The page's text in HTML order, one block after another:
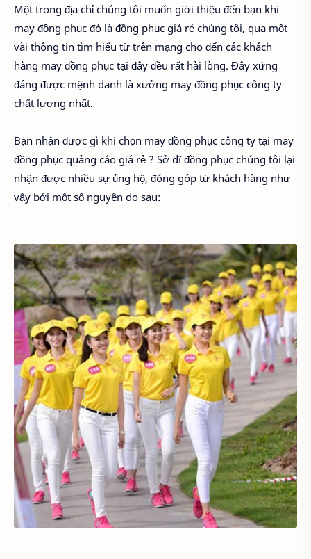
Một trong địa chỉ chúng tôi muốn giới thiệu đến bạn khi
may đồng phục đó là đồng phục giá rẻ chúng tôi, qua một
vài thông tin tìm hiểu từ trên mạng cho đến các khách
hàng may đồng phục tại đây đều rất hài lòng. Đây xứng
đáng được mệnh danh là xưởng may đồng phục công ty
chất lượng nhất.
Bạn nhận được gì khi chọn may đồng phục công ty tại may
đồng phục quảng cáo giá rẻ ? Sở dĩ đồng phục chúng tôi lại
nhận được nhiều sự ủng hộ, đóng góp từ khách hàng như
vậy bởi một số nguyên do sau: